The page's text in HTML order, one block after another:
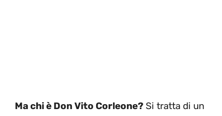
Ma chi è Don Vito Corleone? Si tratta di un